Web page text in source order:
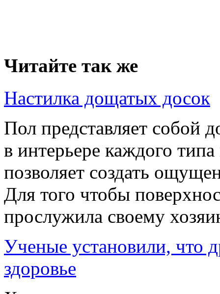
Читайте так же
Настилка дощатых досок
Пол представляет собой
в интерьере каждого
позволяет создать
Для того чтобы
прослужила своему
Ученые установили, что
здоровье